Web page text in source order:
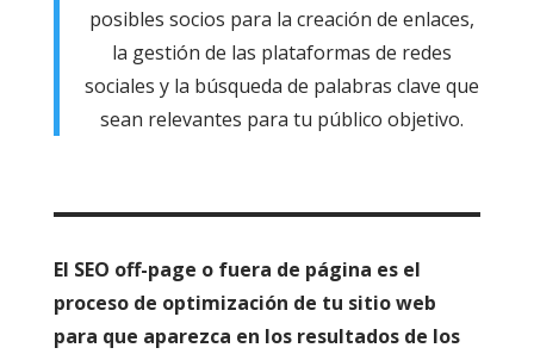
posibles socios para la creación de enlaces,
la gestión de las plataformas de redes
sociales y la búsqueda de palabras clave que
sean relevantes para tu público objetivo.
El SEO off-page o fuera de página es el
proceso de optimización de tu sitio web
para que aparezca en los resultados de los